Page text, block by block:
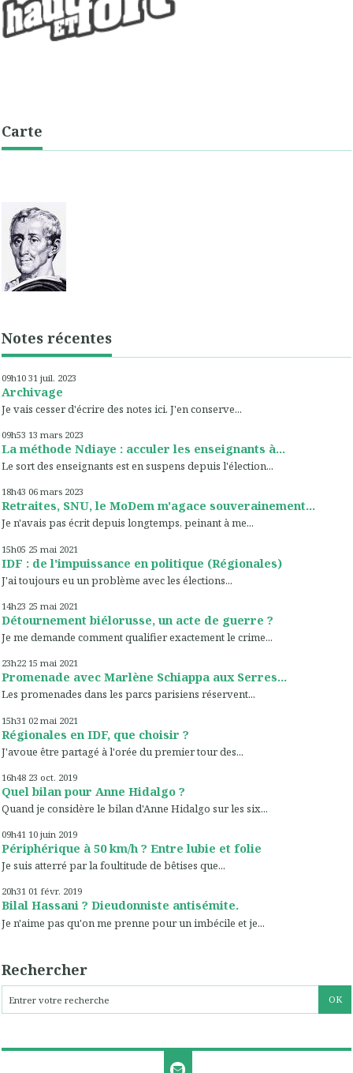
Carte
Notes récentes
09h10 31 juil. 2023
Archivage
Je vais cesser d'écrire des notes ici. J'en conserve...
09h53 13 mars 2023
La méthode Ndiaye : acculer les enseignants à...
Le sort des enseignants est en suspens depuis l'élection...
18h43 06 mars 2023
Retraites, SNU, le MoDem m'agace souverainement...
Je n'avais pas écrit depuis longtemps, peinant à me...
15h05 25 mai 2021
IDF : de l'impuissance en politique (Régionales)
J'ai toujours eu un problème avec les élections...
14h23 25 mai 2021
Détournement biélorusse, un acte de guerre ?
Je me demande comment qualifier exactement le crime...
23h22 15 mai 2021
Promenade avec Marlène Schiappa aux Serres...
Les promenades dans les parcs parisiens réservent...
15h31 02 mai 2021
Régionales en IDF, que choisir ?
J'avoue être partagé à l'orée du premier tour des...
16h48 23 oct. 2019
Quel bilan pour Anne Hidalgo ?
Quand je considère le bilan d'Anne Hidalgo sur les six...
09h41 10 juin 2019
Périphérique à 50 km/h ? Entre lubie et folie
Je suis atterré par la foultitude de bêtises que...
20h31 01 févr. 2019
Bilal Hassani ? Dieudonniste antisémite.
Je n'aime pas qu'on me prenne pour un imbécile et je...
Rechercher